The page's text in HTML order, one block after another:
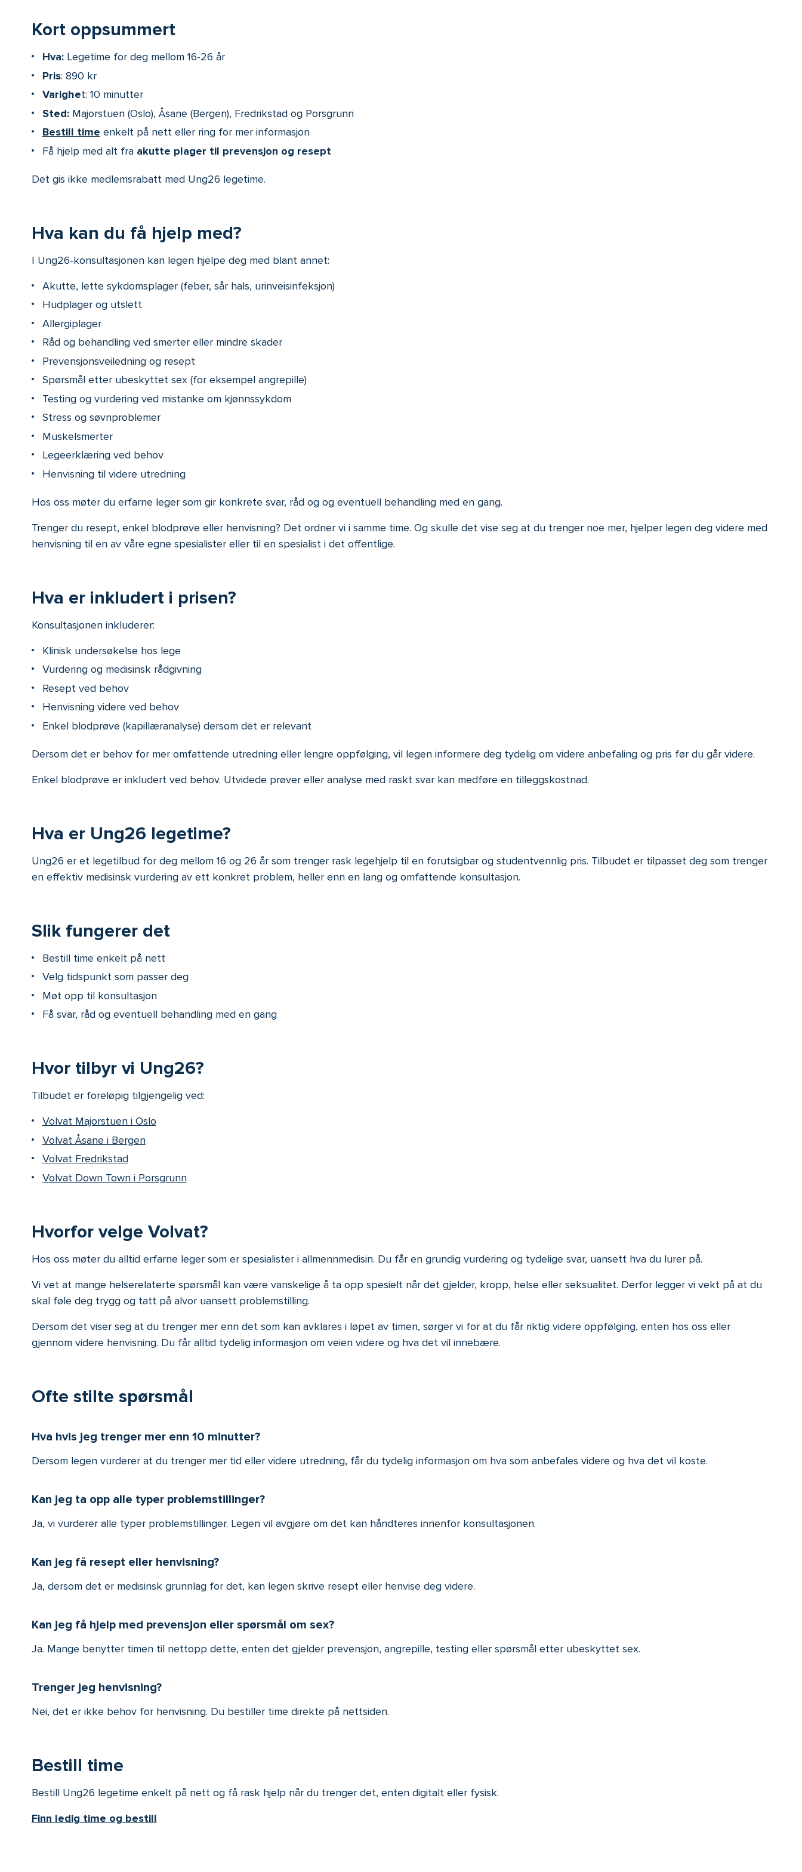
Kort oppsummert
Hva: Legetime for deg mellom 16-26 år
Pris: 890 kr
Varighet: 10 minutter
Sted:Majorstuen (Oslo), Åsane (Bergen), Fredrikstad og Porsgrunn
Bestill time enkelt på nett eller ring for mer informasjon
Få hjelp med alt fra akutte plager til prevensjon og resept
Det gis ikke medlemsrabatt med Ung26 legetime.
Hva kan du få hjelp med?
I Ung26-konsultasjonen kan legen hjelpe deg med blant annet:
Akutte, lette sykdomsplager (feber, sår hals, urinveisinfeksjon)
Hudplager og utslett
Allergiplager
Råd og behandling ved smerter eller mindre skader
Prevensjonsveiledning og resept
Spørsmål etter ubeskyttet sex (for eksempel angrepille)
Testing og vurdering ved mistanke om kjønnssykdom
Stress og søvnproblemer
Muskelsmerter
Legeerklæring ved behov
Henvisning til videre utredning
Hos oss møter du erfarne leger som gir konkrete svar, råd og og eventuell behandling med en gang.
Trenger du resept, enkel blodprøve eller henvisning? Det ordner vi i samme time. Og skulle det vise seg at du trenger noe mer, hjelper legen deg videre med
henvisning til en av våre egne spesialister eller til en spesialist i det offentlige.
Hva er inkludert i prisen?
Konsultasjonen inkluderer:
Klinisk undersøkelse hos lege
Vurdering og medisinsk rådgivning
Resept ved behov
Henvisning videre ved behov
Enkel blodprøve (kapillæranalyse) dersom det er relevant
Dersom det er behov for mer omfattende utredning eller lengre oppfølging, vil legen informere deg tydelig om videre anbefaling og pris før du går videre.
Enkel blodprøve er inkludert ved behov. Utvidede prøver eller analyse med raskt svar kan medføre en tilleggskostnad.
Hva er Ung26 legetime?
Ung26 er et legetilbud for deg mellom 16 og 26 år som trenger rask legehjelp til en forutsigbar og studentvennlig pris. Tilbudet er tilpasset deg som trenger
en effektiv medisinsk vurdering av ett konkret problem, heller enn en lang og omfattende konsultasjon.
Slik fungerer det
Bestill time enkelt på nett
Velg tidspunkt som passer deg
Møt opp til konsultasjon
Få svar, råd og eventuell behandling med en gang
Hvor tilbyr vi Ung26?
Tilbudet er foreløpig tilgjengelig ved:
Volvat Majorstuen i Oslo
Volvat Åsane i Bergen
Volvat Fredrikstad
Volvat Down Town i Porsgrunn
Hvorfor velge Volvat?
Hos oss møter du alltid erfarne leger som er spesialister i allmennmedisin. Du får en grundig vurdering og tydelige svar, uansett hva du lurer på.
Vi vet at mange helserelaterte spørsmål kan være vanskelige å ta opp spesielt når det gjelder, kropp, helse eller seksualitet. Derfor legger vi vekt på at du
skal føle deg trygg og tatt på alvor uansett problemstilling.
Dersom det viser seg at du trenger mer enn det som kan avklares i løpet av timen, sørger vi for at du får riktig videre oppfølging, enten hos oss eller
gjennom videre henvisning. Du får alltid tydelig informasjon om veien videre og hva det vil innebære.
Ofte stilte spørsmål
Hva hvis jeg trenger mer enn 10 minutter?
Dersom legen vurderer at du trenger mer tid eller videre utredning, får du tydelig informasjon om hva som anbefales videre og hva det vil koste.
Kan jeg ta opp alle typer problemstillinger?
Ja, vi vurderer alle typer problemstillinger. Legen vil avgjøre om det kan håndteres innenfor konsultasjonen.
Kan jeg få resept eller henvisning?
Ja, dersom det er medisinsk grunnlag for det, kan legen skrive resept eller henvise deg videre.
Kan jeg få hjelp med prevensjon eller spørsmål om sex?
Ja. Mange benytter timen til nettopp dette, enten det gjelder prevensjon, angrepille, testing eller spørsmål etter ubeskyttet sex.
Trenger jeg henvisning?
Nei, det er ikke behov for henvisning. Du bestiller time direkte på nettsiden.
Bestill time
Bestill Ung26 legetime enkelt på nett og få rask hjelp når du trenger det, enten digitalt eller fysisk.
Finn ledig time og bestill